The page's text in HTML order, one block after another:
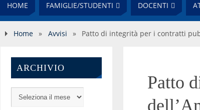
HOME FAMIGLIE/STUDENTI DOCENTI
Home » Avvisi » Patto di integrità per i contratti
Patto
ARCHIVIO